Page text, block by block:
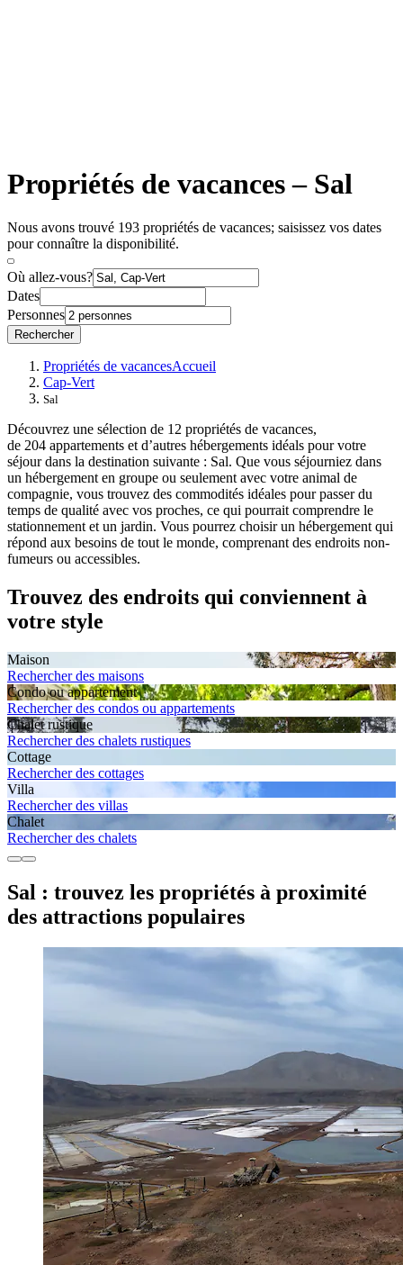
Propriétés de vacances – Sal
Nous avons trouvé 193 propriétés de vacances; saisissez vos dates
pour connaître la disponibilité.
Où allez-vous?
Dates
Personnes
Rechercher
Propriétés de vacancesAccueil
Cap-Vert
Sal
Découvrez une sélection de 12 propriétés de vacances,
de 204 appartements et d’autres hébergements idéals pour votre
séjour dans la destination suivante : Sal. Que vous séjourniez dans
un hébergement en groupe ou seulement avec votre animal de
compagnie, vous trouvez des commodités idéales pour passer du
temps de qualité avec vos proches, ce qui pourrait comprendre le
stationnement et un jardin. Vous pourrez choisir un hébergement qui
répond aux besoins de tout le monde, comprenant des endroits non-
fumeurs ou accessibles.
Trouvez des endroits qui conviennent à
votre style
Maison
Rechercher des maisons
Condo ou appartement
Rechercher des condos ou appartements
Chalet rustique
Rechercher des chalets rustiques
Cottage
Rechercher des cottages
Villa
Rechercher des villas
Chalet
Rechercher des chalets
Sal : trouvez les propriétés à proximité
des attractions populaires